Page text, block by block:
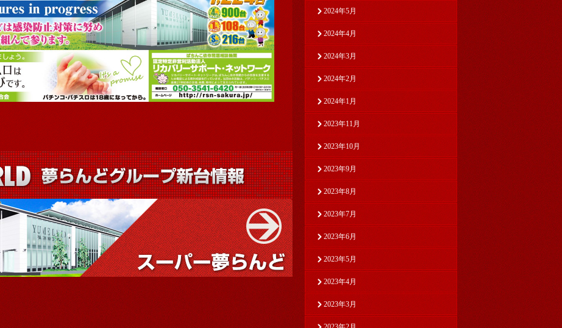
2024年5月
2024年4月
2024年3月
2024年2月
2024年1月
2023年11月
2023年10月
2023年9月
2023年8月
2023年7月
2023年6月
2023年5月
2023年4月
2023年3月